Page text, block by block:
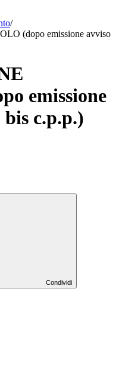
/
(dopo emissione avviso
emissione
bis c.p.p.)
Condividi